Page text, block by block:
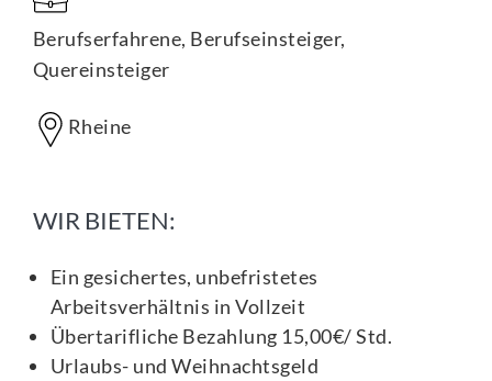
Berufserfahrene, Berufseinsteiger,
Quereinsteiger
Rheine
WIR BIETEN:
Ein gesichertes, unbefristetes
Arbeitsverhältnis in Vollzeit
Übertarifliche Bezahlung 15,00€/ Std.
Urlaubs- und Weihnachtsgeld